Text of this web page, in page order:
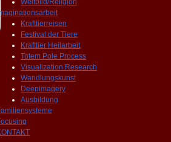
Weltbild/Religion
Krafttierreisen
Festival der Tiere
Krafttier Heilarbeit
Totem Pole Process
Visualization Research
Wandlungskunst
Deepimagery
Ausbildung